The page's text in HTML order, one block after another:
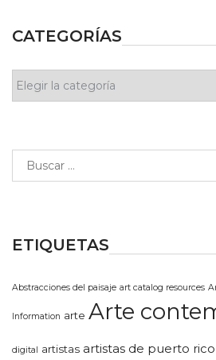
CATEGORÍAS
ETIQUETAS
Abstracciones del paisaje art catalog resources
Information arte Arte
digital artistas artistas de puerto rico